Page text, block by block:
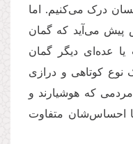
درک می‌کنیم. اما
پیش می‌آید که گمان
عده‌ای دیگر گمان
نوع کوتاهی و درازی
که هوشیارند و
احساس‌شان متفاوت